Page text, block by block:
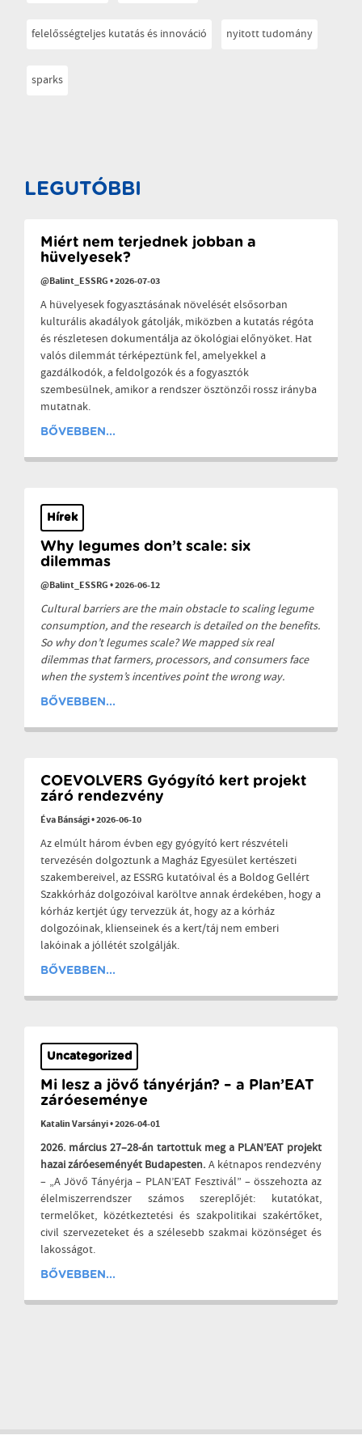
felelősségteljes kutatás és innováció nyitott tudomány
sparks
LEGUTÓBBI
Miért nem terjednek jobban a
hüvelyesek?
@Balint_ESSRG•2026-07-03
A hüvelyesek fogyasztásának növelését elsősorban
kulturális akadályok gátolják, miközben a kutatás régóta
és részletesen dokumentálja az ökológiai előnyöket. Hat
valós dilemmát térképeztünk fel, amelyekkel a
gazdálkodók, a feldolgozók és a fogyasztók
szembesülnek, amikor a rendszer ösztönzői rossz irányba
mutatnak.
BŐVEBBEN...
Hírek
Why legumes don’t scale: six
dilemmas
@Balint_ESSRG•2026-06-12
Cultural barriers are the main obstacle to scaling legume
consumption, and the research is detailed on the benefits.
So why don’t legumes scale? We mapped six real
dilemmas that farmers, processors, and consumers face
when the system’s incentives point the wrong way.
BŐVEBBEN...
COEVOLVERS Gyógyító kert projekt
záró rendezvény
Éva Bánsági•2026-06-10
Az elmúlt három évben egy gyógyító kert részvételi
tervezésén dolgoztunk a Magház Egyesület kertészeti
szakembereivel, az ESSRG kutatóival és a Boldog Gellért
Szakkórház dolgozóival karöltve annak érdekében, hogy a
kórház kertjét úgy tervezzük át, hogy az a kórház
dolgozóinak, klienseinek és a kert/táj nem emberi
lakóinak a jóllétét szolgálják.
BŐVEBBEN...
Uncategorized
Mi lesz a jövő tányérján? – a Plan’EAT
záróeseménye
Katalin Varsányi•2026-04-01
2026. március 27–28-án tartottuk meg a PLAN’EAT projekt
hazai záróeseményét Budapesten. A kétnapos rendezvény
– „A Jövő Tányérja – PLAN’EAT Fesztivál” – összehozta az
élelmiszerrendszer számos szereplőjét: kutatókat,
termelőket, közétkeztetési és szakpolitikai szakértőket,
civil szervezeteket és a szélesebb szakmai közönséget és
lakosságot.
BŐVEBBEN...